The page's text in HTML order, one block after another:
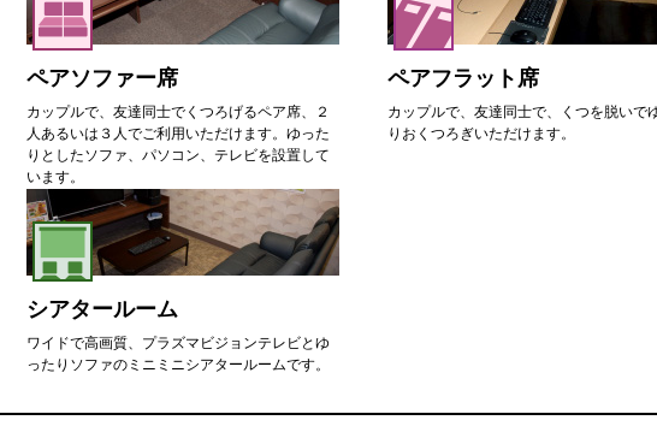
ペアソファー席
カップルで、友達同士でくつろげるペア席、２
人あるいは３人でご利用いただけます。ゆった
りとしたソファ、パソコン、テレビを設置して
います。
ペアフラット席
カップルで、友達同士で、くつを脱いで
りおくつろぎいただけます。
シアタールーム
ワイドで高画質、プラズマビジョンテレビとゆ
ったりソファのミニミニシアタールームです。